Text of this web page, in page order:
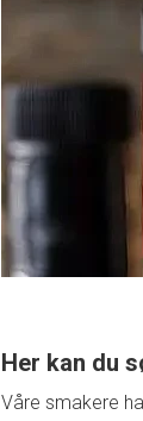
Her kan du
Våre smakere